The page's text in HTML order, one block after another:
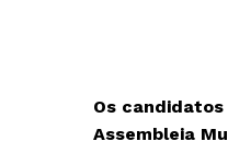
Os
Assembleia